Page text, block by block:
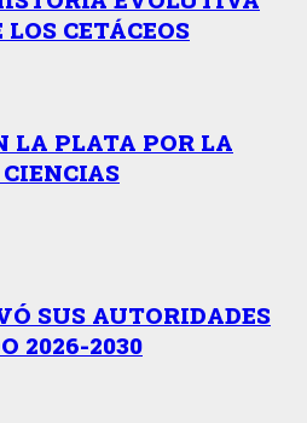
CETÁCEOS
LA PLATA POR LA
SUS AUTORIDADES
2026-2030